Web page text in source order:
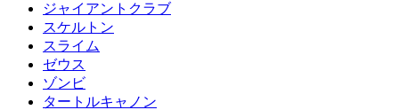
ジャイアントクラブ
スケルトン
スライム
ゼウス
ゾンビ
タートルキャノン